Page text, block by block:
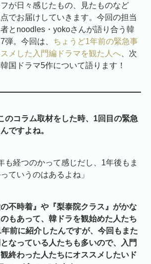
が日々感じたもの、見たものなど
でお届けしていきます。今回の担当
とnoodles・yokoさんが語り合う韓
弾。今回は、 ちょうど1年前の緊急事
メした入門編ドラマを観た人へ 、次
国ドラマ5作について語ります！
のコラム取材をした時、1回目の緊急
ですよね。
も経つのかって感じだし、1年後もま
ていうのはあるよね」
不時着』や『梨泰院クラス』がかな
もあって、韓ドラを観始めた人たち
前に紹介したんですが、今回もまた
なっている人たちも多いので、入門
終わった人たちにオススメしたいド